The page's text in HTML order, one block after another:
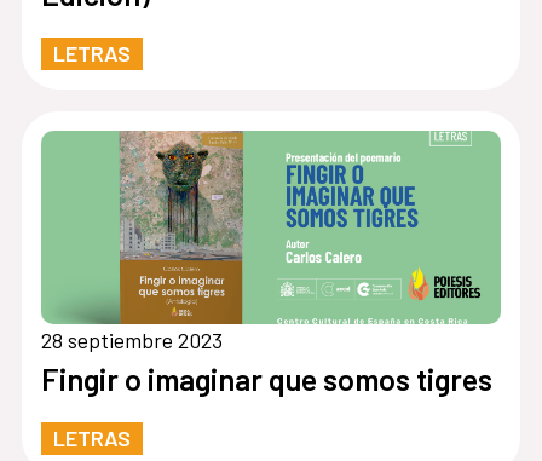
LETRAS
28 septiembre 2023
Fingir o imaginar que somos tigres
LETRAS